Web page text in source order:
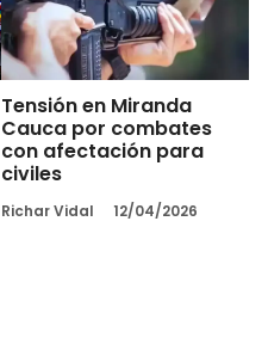
Tensión en Miranda
Cauca por combates
con afectación para
civiles
Richar Vidal 12/04/2026